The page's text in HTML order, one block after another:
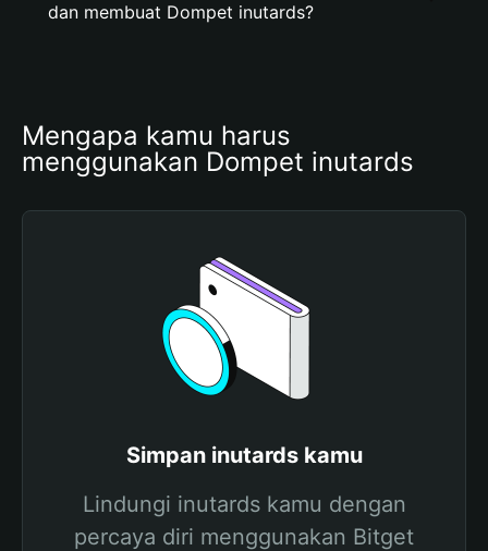
dan membuat Dompet inutards?
Mengapa kamu harus
menggunakan Dompet inutards
Simpan inutards kamu
Lindungi inutards kamu dengan
percaya diri menggunakan Bitget